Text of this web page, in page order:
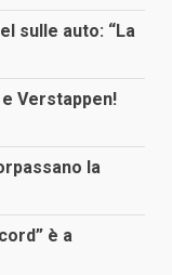
sulle auto: “La
Verstappen!
la
è a